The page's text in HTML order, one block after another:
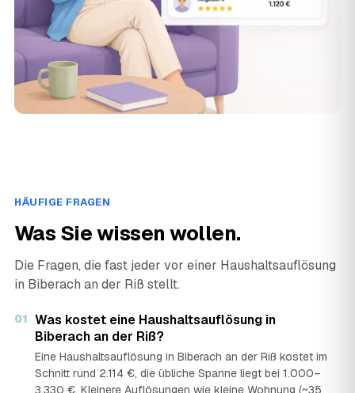
HÄUFIGE FRAGEN
Was Sie wissen wollen.
Die Fragen, die fast jeder vor einer Haushaltsauflösung
in Biberach an der Riß stellt.
01 Was kostet eine Haushaltsauflösung in
Biberach an der Riß?
Eine Haushaltsauflösung in Biberach an der Riß kostet im
Schnitt rund 2.114 €, die übliche Spanne liegt bei 1.000–
3.330 €. Kleinere Auflösungen wie kleine Wohnung (~35